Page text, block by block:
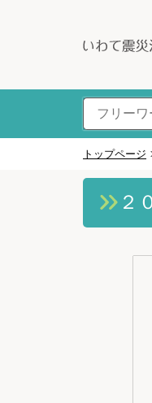
トップページ
２